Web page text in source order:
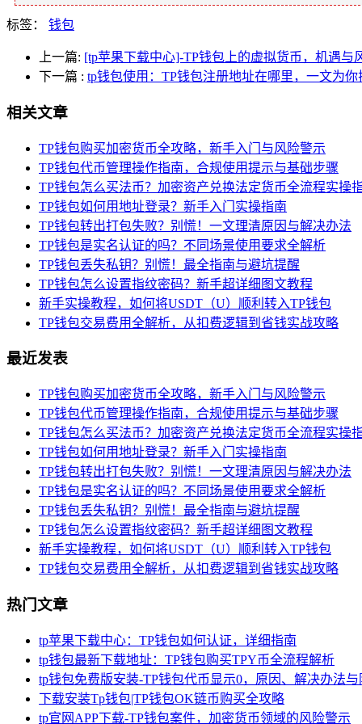
标签： 钱包
上一篇: [tp苹果下载中心]-TP钱包上的虚拟货币，机遇与
下一篇 : tp钱包使用：TP钱包注册地址在哪里，一文为你
相关文章
TP钱包购买加密货币全攻略，新手入门与风险警示
TP钱包代币管理操作指南，合规使用提示与基础步骤
TP钱包怎么买法币？加密资产兑换法定货币全流程实操
TP钱包如何用地址登录？新手入门实操指南
TP钱包转出打包失败？别慌！一文理清原因与解决办法
TP钱包是实名认证的吗？不同场景使用要求全解析
TP钱包丢失私钥？别慌！最全指南与避坑提醒
TP钱包怎么设置指纹密码？新手超详细图文教程
新手实操教程，如何将USDT（U）顺利转入TP钱包
TP钱包交易费用全解析，从扣费逻辑到省钱实战攻略
最近发表
TP钱包购买加密货币全攻略，新手入门与风险警示
TP钱包代币管理操作指南，合规使用提示与基础步骤
TP钱包怎么买法币？加密资产兑换法定货币全流程实操
TP钱包如何用地址登录？新手入门实操指南
TP钱包转出打包失败？别慌！一文理清原因与解决办法
TP钱包是实名认证的吗？不同场景使用要求全解析
TP钱包丢失私钥？别慌！最全指南与避坑提醒
TP钱包怎么设置指纹密码？新手超详细图文教程
新手实操教程，如何将USDT（U）顺利转入TP钱包
TP钱包交易费用全解析，从扣费逻辑到省钱实战攻略
热门文章
tp苹果下载中心：TP钱包如何认证，详细指南
tp钱包最新下载地址：TP钱包购买TPY币全流程解析
tp钱包免费版安装-TP钱包代币显示0，原因、解决办法
下载安装Tp钱包|TP钱包OK链币购买全攻略
tp官网APP下载-TP钱包案件，加密货币领域的风险警示